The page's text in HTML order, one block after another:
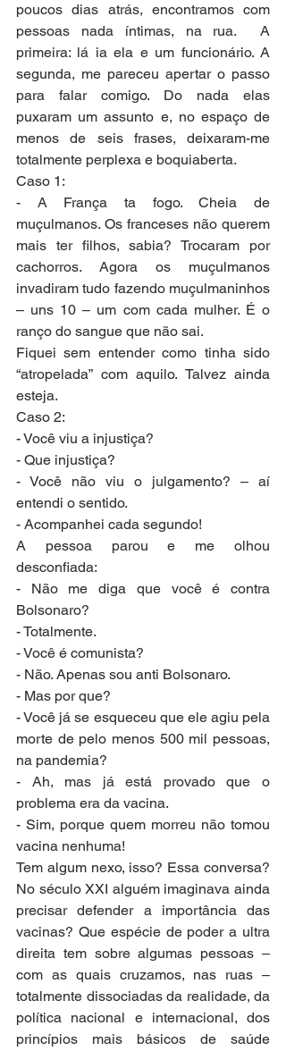
poucos dias atrás, encontramos com
pessoas nada íntimas, na rua.  A
primeira: lá ia ela e um funcionário. A
segunda, me pareceu apertar o passo
para falar comigo. Do nada elas
puxaram um assunto e, no espaço de
menos de seis frases, deixaram-me
totalmente perplexa e boquiaberta.
Caso 1:
- A França ta fogo. Cheia de
muçulmanos. Os franceses não querem
mais ter filhos, sabia? Trocaram por
cachorros. Agora os muçulmanos
invadiram tudo fazendo muçulmaninhos
– uns 10 – um com cada mulher. É o
ranço do sangue que não sai.
Fiquei sem entender como tinha sido
“atropelada” com aquilo. Talvez ainda
esteja.
Caso 2:
- Você viu a injustiça?
- Que injustiça?
- Você não viu o julgamento? – aí
entendi o sentido.
- Acompanhei cada segundo!
A pessoa parou e me olhou
desconfiada:
- Não me diga que você é contra
Bolsonaro?
- Totalmente.
- Você é comunista?
- Não. Apenas sou anti Bolsonaro.
- Mas por que?
- Você já se esqueceu que ele agiu pela
morte de pelo menos 500 mil pessoas,
na pandemia?
- Ah, mas já está provado que o
problema era da vacina.
- Sim, porque quem morreu não tomou
vacina nenhuma!
Tem algum nexo, isso? Essa conversa?
No século XXI alguém imaginava ainda
precisar defender a importância das
vacinas? Que espécie de poder a ultra
direita tem sobre algumas pessoas –
com as quais cruzamos, nas ruas –
totalmente dissociadas da realidade, da
política nacional e internacional, dos
princípios mais básicos de saúde